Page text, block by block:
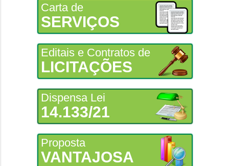
Carta de
SERVIÇOS
Editais e Contratos de
LICITAÇÕES
Dispensa Lei
14.133/21
Proposta
VANTAJOSA